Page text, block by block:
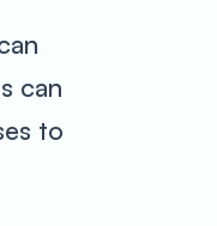
can
to